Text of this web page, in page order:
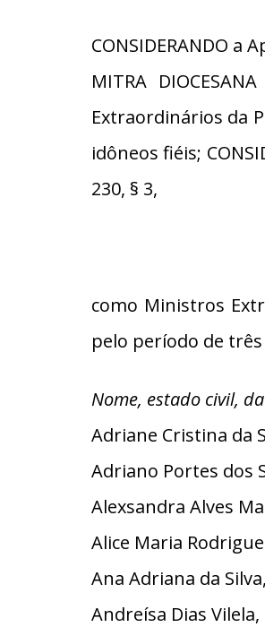
CONSIDERANDO a
MITRA
Extraordinários da
idôneos fiéis;
230, § 3,
como Ministros
pelo período de três
Nome, estado civil,
Adriane Cristina da
Adriano Portes dos
Alexsandra Alves
Alice Maria
Ana Adriana da
Andreísa Dias